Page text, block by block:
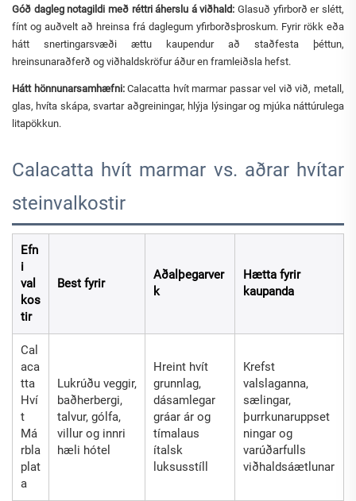
Góð dagleg notagildi með réttri áherslu á viðhald:Glasuð yfirborð er slétt,
fínt og auðvelt að hreinsa frá daglegum yfirborðsþroskum. Fyrir rökk eða
hátt snertingarsvæði ættu kaupendur að staðfesta þéttun,
hreinsunaraðferð og viðhaldskröfur áður en framleiðsla hefst.
Hátt hönnunarsamhæfni:Calacatta hvít marmar passar vel við við, metall,
glas, hvíta skápa, svartar aðgreiningar, hlýja lýsingar og mjúka náttúrulega
litapökkun.
Calacatta hvít marmar vs. aðrar hvítar
steinvalkostir
Efn
i
val
kos
tir
Best fyrir
Aðalþegarver
k
Hætta fyrir
kaupanda
Cal
aca
tta
Hví
t
Má
rbla
plat
a
Lukrúðu veggir,
baðherbergi,
talvur, gólfa,
villur og innri
hæli hótel
Hreint hvít
grunnlag,
dásamlegar
gráar ár og
tímalaus
ítalsk
luksusstíll
Krefst
valslaganna,
sælingar,
þurrkunaruppset
ningar og
varúðarfulls
viðhaldsáætlunar